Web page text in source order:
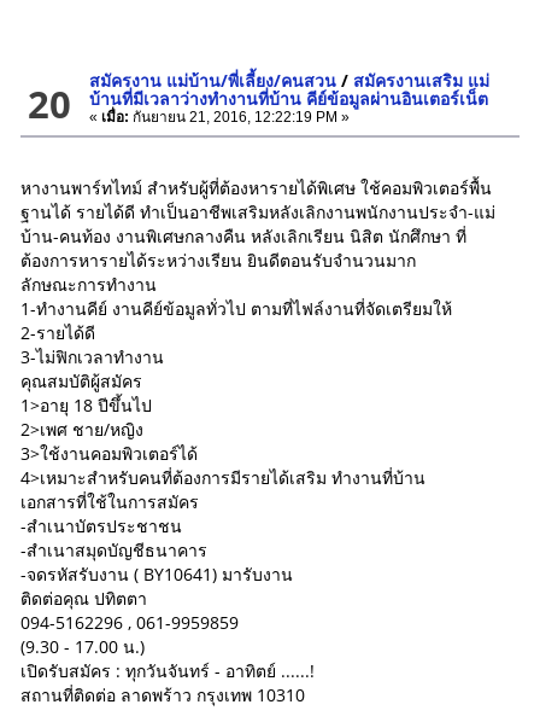
20 สมัครงาน แม่บ้าน/พี่เลี้ยง/คนสวน / สมัครงานเสริม แม่
บ้านที่มีเวลาว่างทำงานที่บ้าน คีย์ข้อมูลผ่านอินเตอร์เน็ต
« เมื่อ: กันยายน 21, 2016, 12:22:19 PM »
หางานพาร์ทไทม์ สำหรับผู้ที่ต้องหารายได้พิเศษ ใช้คอมพิวเตอร์พื้น
ฐานได้ รายได้ดี ทำเป็นอาชีพเสริมหลังเลิกงานพนักงานประจำ-แม่
บ้าน-คนท้อง งานพิเศษกลางคืน หลังเลิกเรียน นิสิต นักศึกษา ที่
ต้องการหารายได้ระหว่างเรียน ยินดีตอนรับจำนวนมาก
ลักษณะการทำงาน
1-ทำงานคีย์ งานคีย์ข้อมูลทั่วไป ตามที่ไฟล์งานที่จัดเตรียมให้
2-รายได้ดี
3-ไม่ฟิกเวลาทำงาน
คุณสมบัติผู้สมัคร
1>อายุ 18 ปีขึ้นไป
2>เพศ ชาย/หญิง
3>ใช้งานคอมพิวเตอร์ได้
4>เหมาะสำหรับคนที่ต้องการมีรายได้เสริม ทำงานที่บ้าน
เอกสารที่ใช้ในการสมัคร
-สำเนาบัตรประชาชน
-สำเนาสมุดบัญชีธนาคาร
-จดรหัสรับงาน ( BY10641) มารับงาน
ติดต่อคุณ ปทิตตา
094-5162296 , 061-9959859
(9.30 - 17.00 น.)
เปิดรับสมัคร : ทุกวันจันทร์ - อาทิตย์ ......!
สถานที่ติดต่อ ลาดพร้าว กรุงเทพ 10310